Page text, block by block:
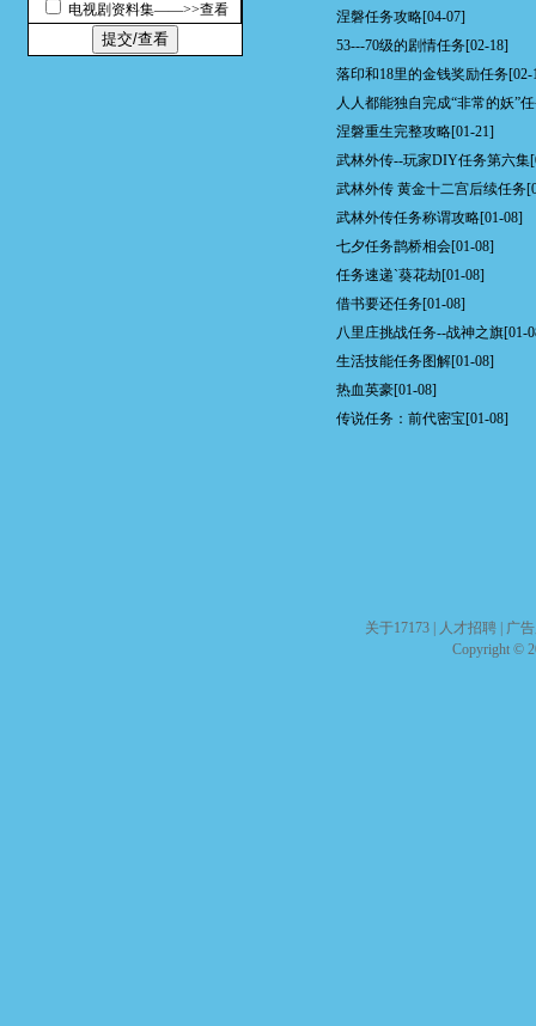
电视剧资料集——>>查看
涅磐任务攻略[04-07]
53---70级的剧情任务[02-18]
落印和18里的金钱奖励任务[02-
人人都能独自完成“非常的妖”
涅磐重生完整攻略[01-21]
武林外传--玩家DIY任务第六集
武林外传 黄金十二宫后续任务
武林外传任务称谓攻略[01-08]
七夕任务鹊桥相会[01-08]
任务速递`葵花劫[01-08]
借书要还任务[01-08]
八里庄挑战任务--战神之旗[01-
生活技能任务图解[01-08]
热血英豪[01-08]
传说任务：前代密宝[01-08]
关于17173 人才招聘
广
Copyright ©